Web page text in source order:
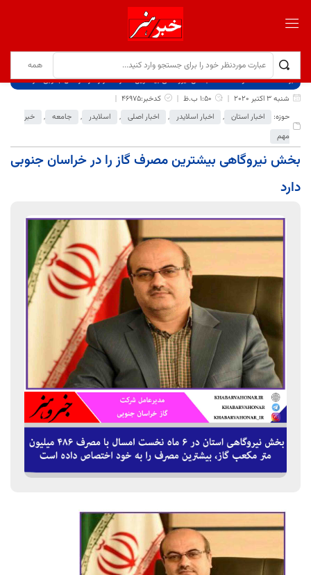
برگ نخست نوشته‌ها
بخش نیروگاهی بیشترین مصرف گاز را در خراسان جنوبی دارد
شنبه 3 اکتبر 2020
1:50 ب.ظ
کدخبر:46975
حوزه:
اخبار استان , اخبار اسلایدر , اخبار اصلی , اسلایدر , جامعه ,
خبر
مهم
بخش نیروگاهی بیشترین مصرف گاز را در خراسان جنوبی
دارد